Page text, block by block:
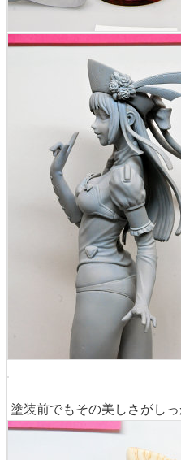
塗装前でもその美しさがしっ